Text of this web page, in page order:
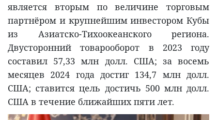
является вторым по величине торговым
партнёром и крупнейшим инвестором Кубы
из Азиатско-Тихоокеанского региона.
Двусторонний товарооборот в 2023 году
составил 57,33 млн долл. США; за восемь
месяцев 2024 года достиг 134,7 млн долл.
США; ставится цель достичь 500 млн долл.
США в течение ближайших пяти лет.